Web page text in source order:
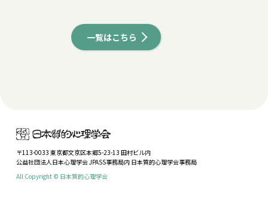
一覧はこちら
〒113-0033 東京都文京区本郷5-23-13 田村ビル内
公益社団法人日本心理学会 JPASS事務局内 日本質的心理学会事務局
All Copyright © 日本質的心理学会